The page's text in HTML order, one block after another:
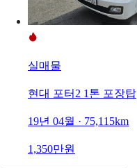
실매물
현대 포터2 1톤 포장탑
19년 04월 · 75,115km
1,350만원